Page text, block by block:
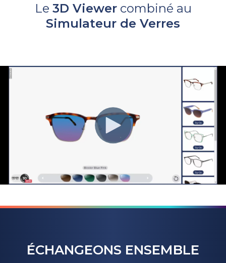
Le 3D Viewercombiné au
Simulateur de Verres
ÉCHANGEONS ENSEMBLE